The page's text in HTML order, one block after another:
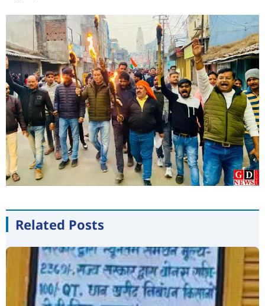
Related Posts